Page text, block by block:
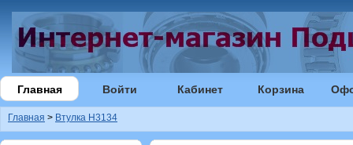
Главная Войти Кабинет Корзина
Главная > Втулка H3134